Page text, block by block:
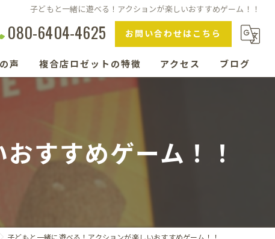
子どもと一緒に遊べる！アクションが楽しいおすすめゲーム！！
080-6404-4625 お問い合わせはこちら
声 複合店ロゼットの特徴
ランチ
エステ
アクセス ブログ
すすめゲーム！！
子どもと一緒に遊べる！アクションが楽しいおすすめゲーム！！